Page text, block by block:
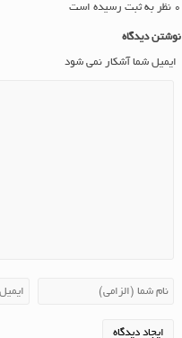
۰ نظر به ثبت رسیده است
نوشتن دیدگاه
ایمیل شما آشکار نمی شود